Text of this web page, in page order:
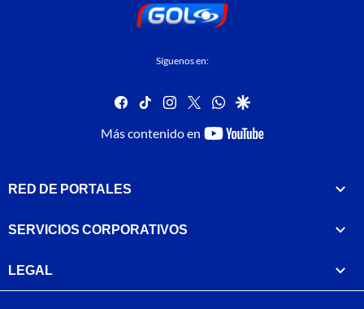
Síguenos en:
facebook
tiktok instagram
twitterwhatsapp
google
Más contenido en
youtube-
RED DE PORTALES
SERVICIOS CORPORATIVOS
LEGAL